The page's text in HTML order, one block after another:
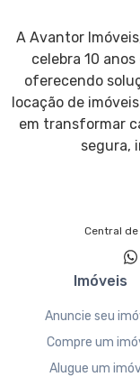
A Avantor
celebra 10
oferecendo
locação de
em transformar
segura,
Central
Imóveis
Anuncie seu
Compre um
Alugue um